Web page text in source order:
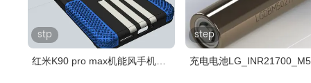
stp
红米K90 pro max机能风手机壳
step
充电电池